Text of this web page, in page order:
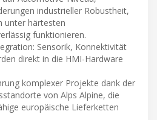
industrieller Robustheit,
unter härtesten
funktionieren.
Sensorik, Konnektivität
direkt in die HMI-Hardware
komplexer Projekte dank der
von Alps Alpine, die
europäische Lieferketten